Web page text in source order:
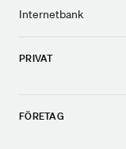
Internetbank
PRIVAT
FÖRETAG